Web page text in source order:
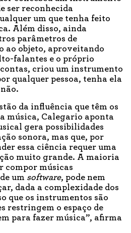
ser reconhecida
um que tenha feito
Além disso, ainda
parâmetros de
ao objeto, aproveitando
falantes e o próprio
criou um instrumento
qualquer pessoa, tenha ela
da influência que têm os
música, Calegario aponta
gera possibilidades
sonora, mas que, por
essa ciência requer uma
muito grande. A maioria
compor músicas
um software, pode nem
dada a complexidade dos
que os instrumentos são
restringem o espaço de
para fazer música”, afirma